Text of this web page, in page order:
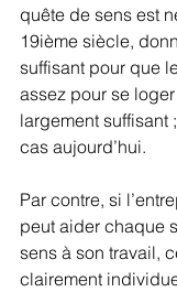
quête de sens est
19ième siècle,
suffisant pour que
assez pour se
largement suffisant
cas aujourd’hui.
Par contre, si
peut aider chaque
sens à son travail,
clairement